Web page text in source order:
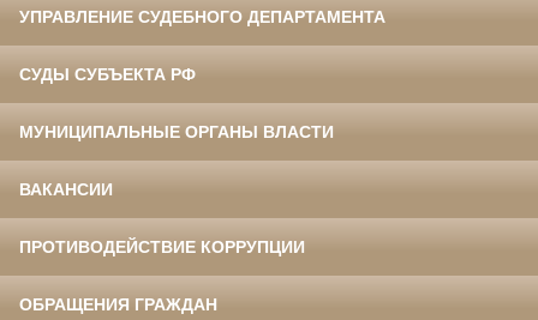
УПРАВЛЕНИЕ СУДЕБНОГО ДЕПАРТАМЕНТА
СУДЫ СУБЪЕКТА РФ
МУНИЦИПАЛЬНЫЕ ОРГАНЫ ВЛАСТИ
ВАКАНСИИ
ПРОТИВОДЕЙСТВИЕ КОРРУПЦИИ
ОБРАЩЕНИЯ ГРАЖДАН